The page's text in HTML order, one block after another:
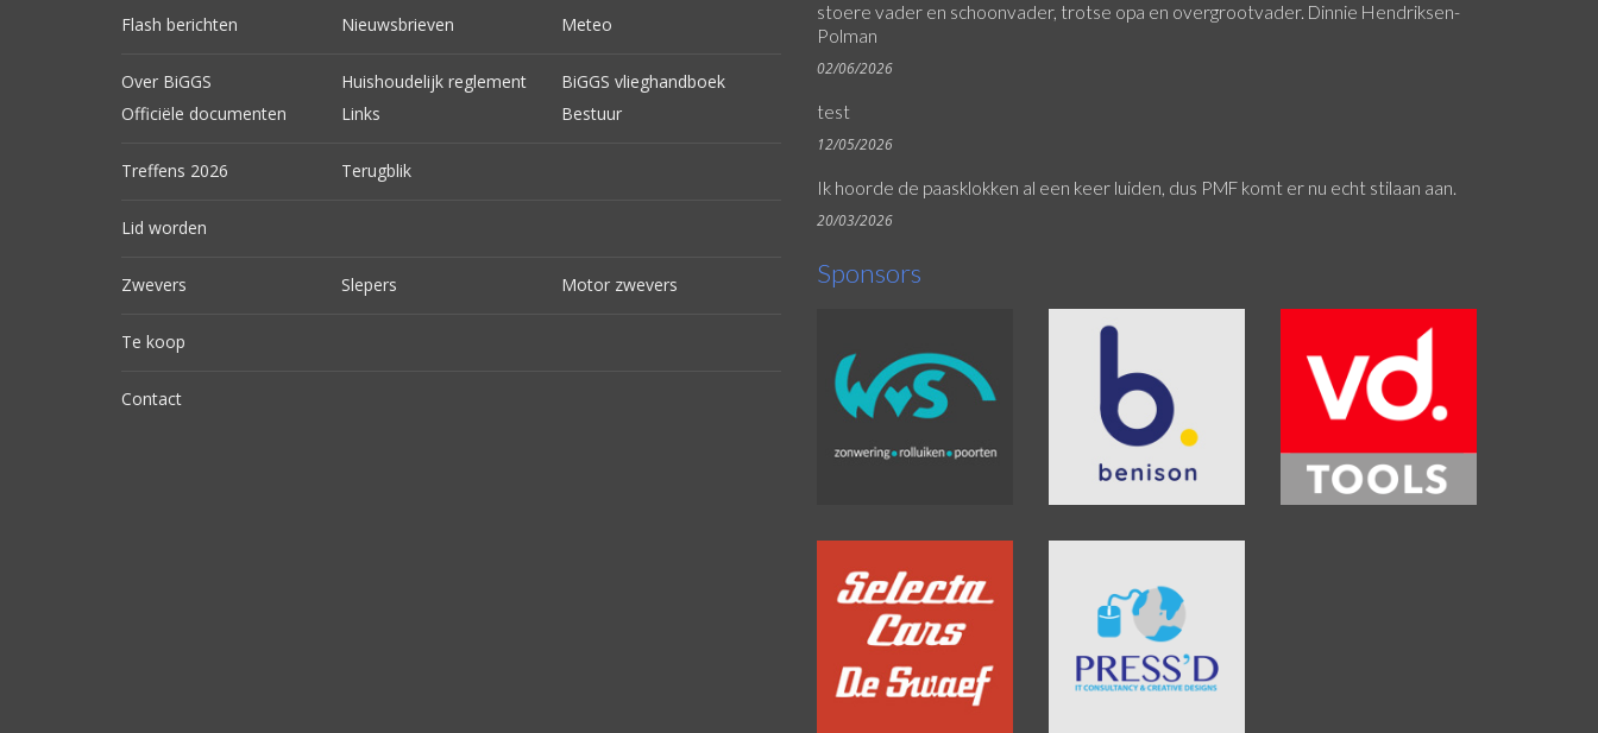
Flash berichten Nieuwsbrieven Meteo
Over BiGGS Huishoudelijk reglement
BiGGS vlieghandboek
Officiële documenten
Links Bestuur
Treffens 2026 Terugblik
Lid worden
Zwevers Slepers Motor zwevers
Te koop
Contact
stoere vader en schoonvader, trotse opa en overgrootvader. Dinnie Hendriksen-
Polman
02/06/2026
test
12/05/2026
Ik hoorde de paasklokken al een keer luiden, dus PMF komt er nu echt stilaan aan.
20/03/2026
Sponsors